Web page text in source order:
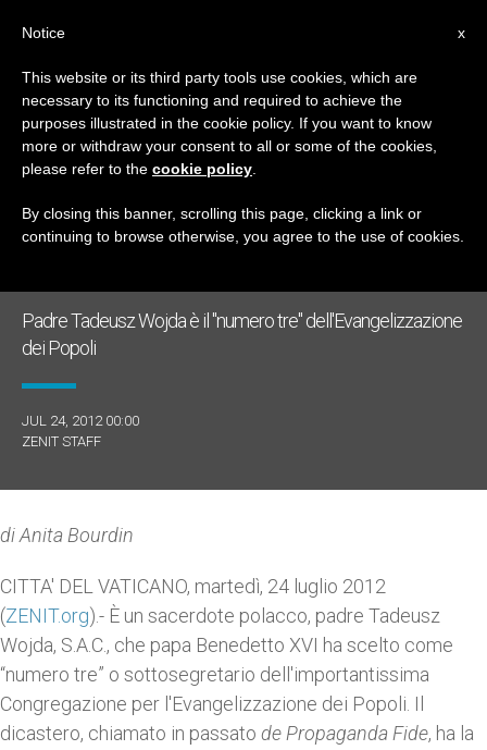
GIORNO
Luglio 24th, 2012
ULTIME NOTIZIE
Padre Tadeusz Wojda è il "numero tre" dell'Evangelizzazione
dei Popoli
JUL 24, 2012 00:00
ZENIT STAFF
di Anita Bourdin
CITTA' DEL VATICANO, martedì, 24 luglio 2012
(ZENIT.org).- È un sacerdote polacco, padre Tadeusz
Wojda, S.A.C., che papa Benedetto XVI ha scelto come
“numero tre” o sottosegretario dell'importantissima
Congregazione per l'Evangelizzazione dei Popoli. Il
dicastero, chiamato in passato de Propaganda Fide, ha la
x
Notice
This website or its third party tools use cookies, which are
necessary to its functioning and required to achieve the
purposes illustrated in the cookie policy. If you want to know
more or withdraw your consent to all or some of the cookies,
please refer to the cookie policy
By closing this banner, scrolling this page, clicking a link or
continuing to browse otherwise, you agree to the use of cookies.